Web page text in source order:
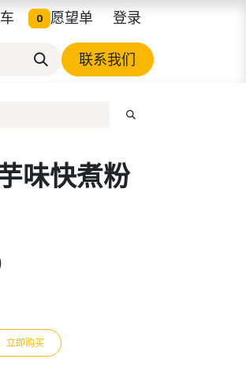
0 愿望单 登录
联系我们
味快煮粉
立即购买